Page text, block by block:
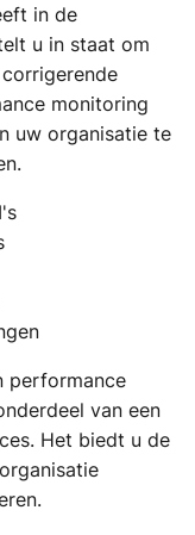
in de
u in staat om
monitoring
uw organisatie te
performance
van een
Het biedt u de